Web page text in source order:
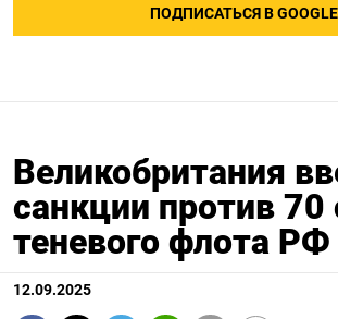
ПОДПИСАТЬСЯ В GOOGLE
Великобритания
санкции против 70
теневого флота РФ
12.09.2025